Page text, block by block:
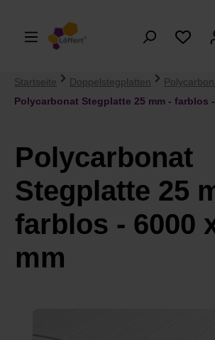
Startseite Doppelstegplatten
Polycarbonat Stegplatte 25 mm - farblos
Polycarbonat
Stegplatte 25
farblos - 6000
mm